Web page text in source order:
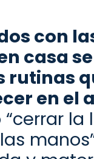
con
casa
rutinas
en el